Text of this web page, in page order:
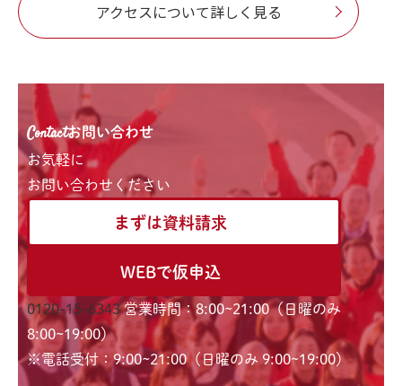
アクセスについて詳しく見る
Contactお問い合わせ
お気軽に
お問い合わせください
まずは資料請求
WEBで仮申込
0120-15-6343 営業時間：8:00~21:00（日曜のみ
8:00~19:00）
※電話受付：9:00~21:00（日曜のみ 9:00~19:00）